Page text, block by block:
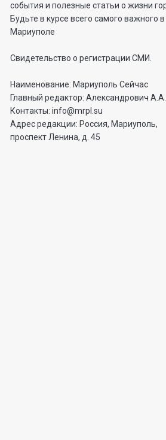
события и полезные статьи о жизни
Будьте в курсе всего самого важного в
Мариуполе
Свидетельство о регистрации СМИ.
Наименование: Мариуполь Сейчас
Главный редактор: Александрович А.А.
Контакты: info@mrpl.su
Адрес редакции: Россия, Мариуполь,
проспект Ленина, д. 45